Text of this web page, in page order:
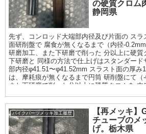
の硬質クロム
静岡県
先ず、コンロッド大端部内径及び片面の ス
面研削盤で 腐食が無くなるまで（内径-
研磨加工、また下研磨で削った 分以上に硬質
下研磨と 同様の方法で仕上げはスタンダー
部内径φ41.51〜φ41.52mm スラスト面の厚み
は、摩耗痕が無くなるまで円筒 研削盤にて（-
また下研磨で削った分以上に硬質クロムを
バイクパーツメッキ加工履歴
【再メッキ
チューブのメ
げ。栃木県